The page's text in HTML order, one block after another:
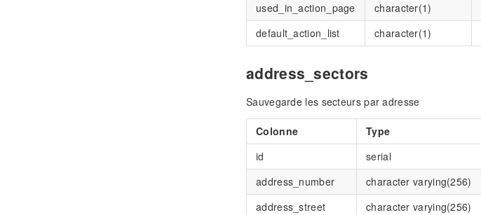
used_in_action_page
character(1)
default_action_list
character(1)
address_sectors
Sauvegarde les secteurs par adresse
Colonne Type
id
serial
address_number
character varying(256)
address_street
character varying(256)